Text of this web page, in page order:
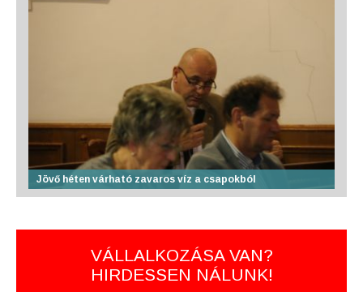
Jövő héten várható zavaros víz a csapokból
VÁLLALKOZÁSA VAN?
HIRDESSEN NÁLUNK!